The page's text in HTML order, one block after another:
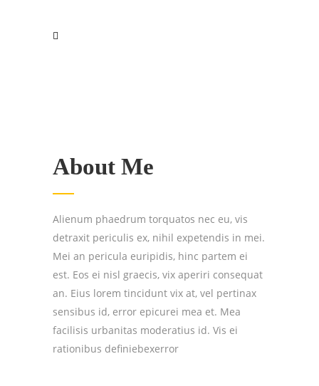
About Me
Alienum phaedrum torquatos nec eu, vis
detraxit periculis ex, nihil expetendis in mei.
Mei an pericula euripidis, hinc partem ei
est. Eos ei nisl graecis, vix aperiri consequat
an. Eius lorem tincidunt vix at, vel pertinax
sensibus id, error epicurei mea et. Mea
facilisis urbanitas moderatius id. Vis ei
rationibus definiebexerror